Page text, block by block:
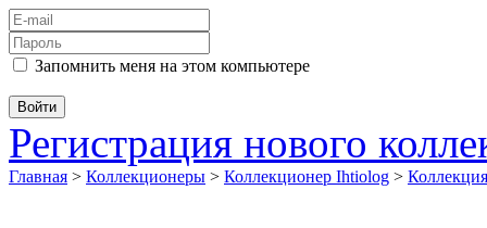
Запомнить меня на этом компьютере
Регистрация нового
Главная > Коллекционеры > Коллекционер Ihtiolog >